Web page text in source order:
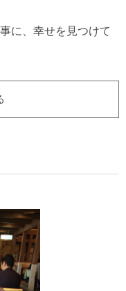
に、幸せを見つけて